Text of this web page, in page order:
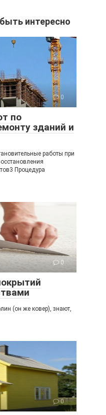
интересно
0
по
зданий и
работы при
Процедура
0
(он же ковер), знают,
0